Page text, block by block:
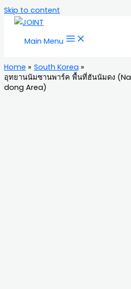
Skip to content
Main Menu
Home
South Korea
อุทยานนัมซานพาร์ค พื้นที่ฮันนัมดง
dong Area)